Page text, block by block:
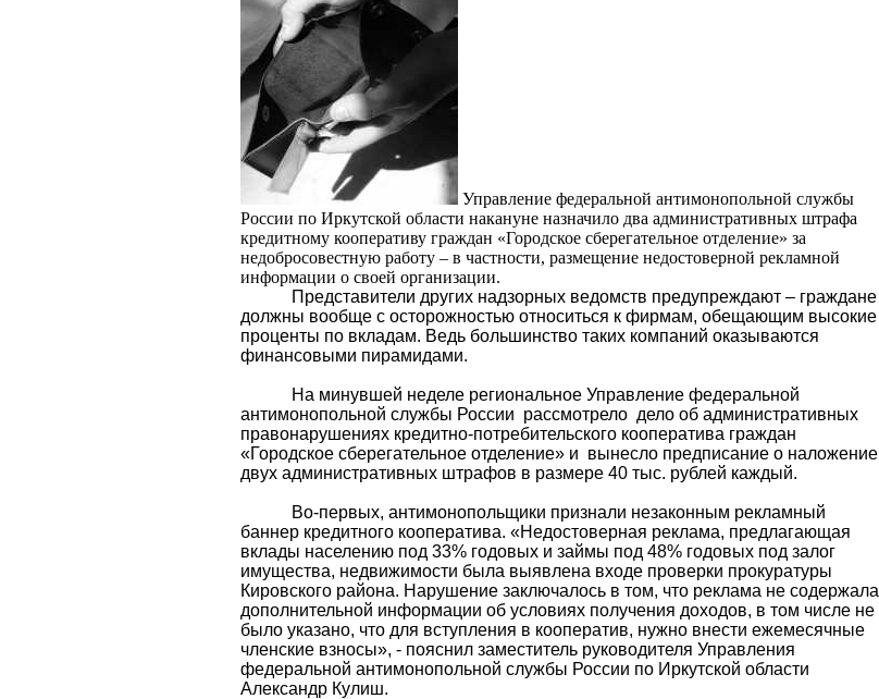
Управление федеральной антимонопольной службы
России по Иркутской области накануне назначило два административных штрафа
кредитному кооперативу граждан «Городское сберегательное отделение» за
недобросовестную работу – в частности, размещение недостоверной рекламной
информации о своей организации.
Представители других надзорных ведомств предупреждают – граждане
должны вообще с осторожностью относиться к фирмам, обещающим высокие
проценты по вкладам. Ведь большинство таких компаний оказываются
финансовыми пирамидами.
На минувшей неделе региональное Управление федеральной
антимонопольной службы России рассмотрело дело об административных
правонарушениях кредитно-потребительского кооператива граждан
«Городское сберегательное отделение» и вынесло предписание о наложение
двух административных штрафов в размере 40 тыс. рублей каждый.
Во-первых, антимонопольщики признали незаконным рекламный
баннер кредитного кооператива. «Недостоверная реклама, предлагающая
вклады населению под 33% годовых и займы под 48% годовых под залог
имущества, недвижимости была выявлена входе проверки прокуратуры
Кировского района. Нарушение заключалось в том, что реклама не содержала
дополнительной информации об условиях получения доходов, в том числе не
было указано, что для вступления в кооператив, нужно внести ежемесячные
членские взносы», - пояснил заместитель руководителя Управления
федеральной антимонопольной службы России по Иркутской области
Александр Кулиш.